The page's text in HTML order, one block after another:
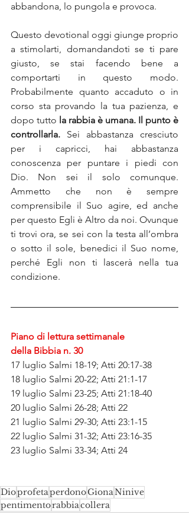
abbandona, lo pungola e provoca.
Questo devotional oggi giunge proprio
a stimolarti, domandandoti se ti pare
giusto, se stai facendo bene a
comportarti in questo modo.
Probabilmente quanto accaduto o in
corso sta provando la tua pazienza, e
dopo tutto la rabbia è umana. Il punto è
controllarla. Sei abbastanza cresciuto
per i capricci, hai abbastanza
conoscenza per puntare i piedi con
Dio. Non sei il solo comunque.
Ammetto che non è sempre
comprensibile il Suo agire, ed anche
per questo Egli è Altro da noi. Ovunque
ti trovi ora, se sei con la testa all’ombra
o sotto il sole, benedici il Suo nome,
perché Egli non ti lascerà nella tua
condizione.
Piano di lettura settimanale
della Bibbia n. 30
17 luglio Salmi 18-19; Atti 20:17-38
18 luglio Salmi 20-22; Atti 21:1-17
19 luglio Salmi 23-25; Atti 21:18-40
20 luglio Salmi 26-28; Atti 22
21 luglio Salmi 29-30; Atti 23:1-15
22 luglio Salmi 31-32; Atti 23:16-35
23 luglio Salmi 33-34; Atti 24
DioprofetaperdonoGionaNinive
pentimentorabbiacollera